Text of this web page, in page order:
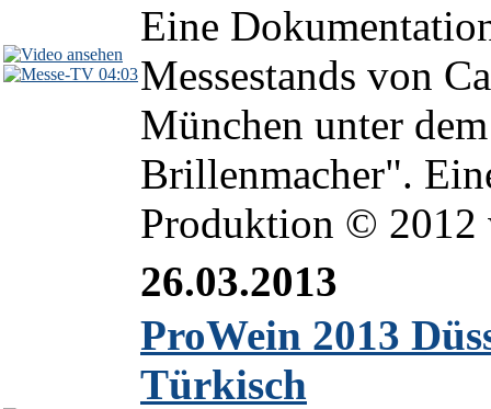
04:03
Eine
Messestands von
München unter
Brillenmacher".
Produktion © 2012
26.03.2013
ProWein 2013
Türkisch